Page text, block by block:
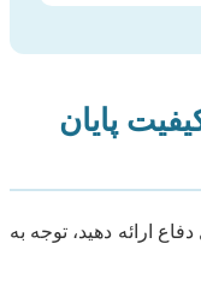
پایان
دفاع ارائه دهید، توجه به